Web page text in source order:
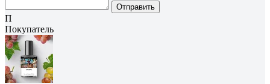
Отправить
П
Покупатель